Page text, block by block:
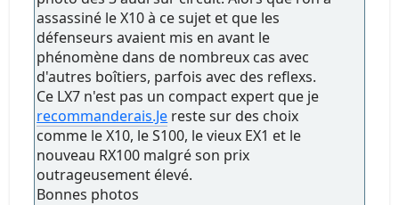
assassiné le X10 à ce sujet et que les
défenseurs avaient mis en avant le
phénomène dans de nombreux cas avec
d'autres boîtiers, parfois avec des reflexs.
Ce LX7 n'est pas un compact expert que je
recommanderais.Je reste sur des choix
comme le X10, le S100, le vieux EX1 et le
nouveau RX100 malgré son prix
outrageusement élevé.
Bonnes photos